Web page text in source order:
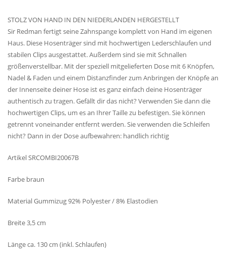
STOLZ VON HAND IN DEN NIEDERLANDEN HERGESTELLT
Sir Redman fertigt seine Zahnspange komplett von Hand im eigenen
Haus. Diese Hosenträger sind mit hochwertigen Lederschlaufen und
stabilen Clips ausgestattet. Außerdem sind sie mit Schnallen
größenverstellbar. Mit der speziell mitgelieferten Dose mit 6 Knöpfen,
Nadel & Faden und einem Distanzfinder zum Anbringen der Knöpfe an
der Innenseite deiner Hose ist es ganz einfach deine Hosenträger
authentisch zu tragen. Gefällt dir das nicht? Verwenden Sie dann die
hochwertigen Clips, um es an Ihrer Taille zu befestigen. Sie können
getrennt voneinander entfernt werden. Sie verwenden die Schleifen
nicht? Dann in der Dose aufbewahren: handlich richtig
Artikel SRCOMBI20067B
Farbe braun
Material Gummizug 92% Polyester / 8% Elastodien
Breite 3,5 cm
Länge ca. 130 cm (inkl. Schlaufen)